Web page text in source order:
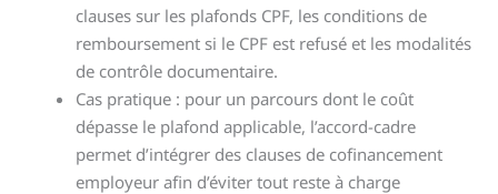
clauses sur les plafonds CPF, les conditions de
remboursement si le CPF est refusé et les modalités
de contrôle documentaire.
Cas pratique : pour un parcours dont le coût
dépasse le plafond applicable, l’accord-cadre
permet d’intégrer des clauses de cofinancement
employeur afin d’éviter tout reste à charge